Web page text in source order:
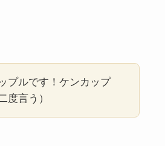
プルです！ケンカップ
度言う）